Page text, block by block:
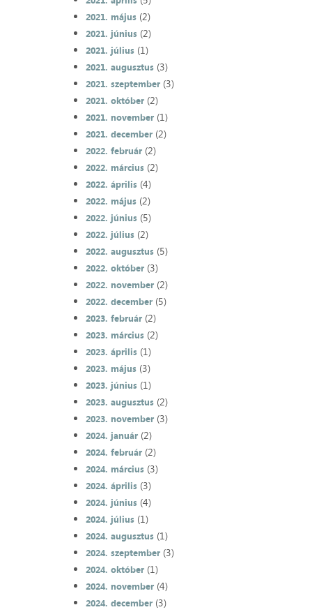
2021. május(2)
2021. június(2)
2021. július(1)
2021. augusztus(3)
2021. szeptember(3)
2021. október(2)
2021. november(1)
2021. december(2)
2022. február(2)
2022. március(2)
2022. április(4)
2022. május(2)
2022. június(5)
2022. július(2)
2022. augusztus(5)
2022. október(3)
2022. november(2)
2022. december(5)
2023. február(2)
2023. március(2)
2023. április(1)
2023. május(3)
2023. június(1)
2023. augusztus(2)
2023. november(3)
2024. január(2)
2024. február(2)
2024. március(3)
2024. április(3)
2024. június(4)
2024. július(1)
2024. augusztus(1)
2024. szeptember(3)
2024. október(1)
2024. november(4)
2024. december(3)